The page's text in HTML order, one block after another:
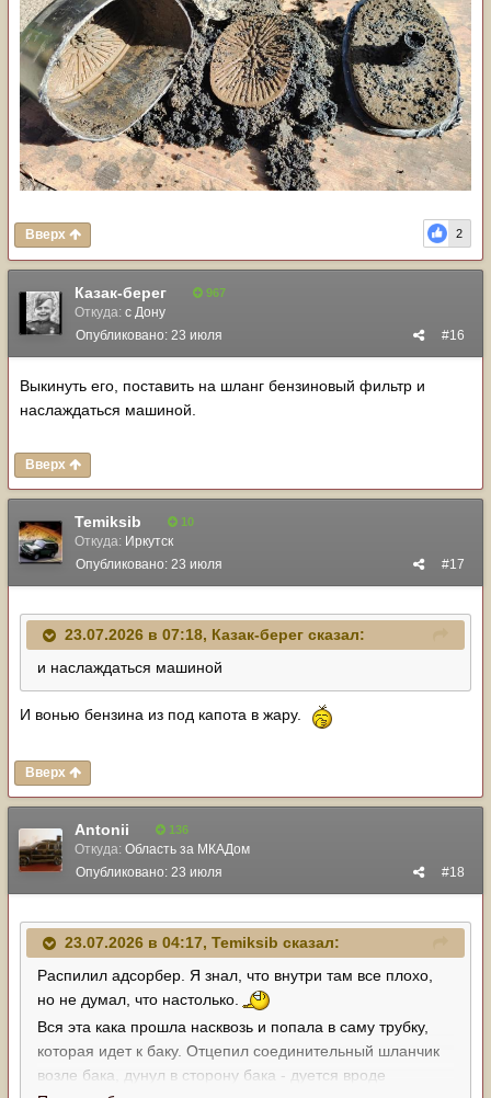
2
Вверх
Казак-берег 967
Откуда: с Дону
#16
Опубликовано: 23 июля
Выкинуть его, поставить на шланг бензиновый фильтр и
наслаждаться машиной.
Вверх
Temiksib 10
Откуда: Иркутск
#17
Опубликовано: 23 июля
23.07.2026 в 07:18, Казак-берег сказал:
и наслаждаться машиной
И вонью бензина из под капота в жару.
Вверх
Antonii 136
Откуда: Область за МКАДом
#18
Опубликовано: 23 июля
23.07.2026 в 04:17, Temiksib сказал:
Распилил адсорбер. Я знал, что внутри там все плохо,
но не думал, что настолько.
Вся эта кака прошла насквозь и попала в саму трубку,
которая идет к баку. Отцепил соединительный шланчик
возле бака, дунул в сторону бака - дуется вроде